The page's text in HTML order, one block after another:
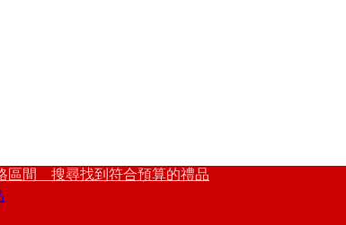
間 搜尋找到符合預算的禮品